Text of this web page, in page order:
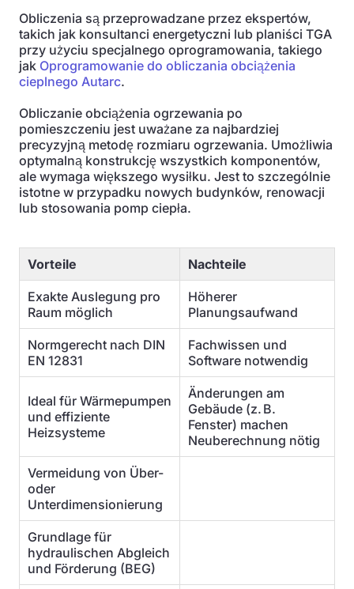
Obliczenia są przeprowadzane przez ekspertów,
takich jak konsultanci energetyczni lub planiści TGA
przy użyciu specjalnego oprogramowania, takiego
jak Oprogramowanie do obliczania obciążenia
cieplnego Autarc.
Obliczanie obciążenia ogrzewania po
pomieszczeniu jest uważane za najbardziej
precyzyjną metodę rozmiaru ogrzewania. Umożliwia
optymalną konstrukcję wszystkich komponentów,
ale wymaga większego wysiłku. Jest to szczególnie
istotne w przypadku nowych budynków, renowacji
lub stosowania pomp ciepła.
Vorteile Nachteile
Exakte Auslegung pro
Raum möglich
Höherer
Planungsaufwand
Normgerecht nach DIN
EN 12831
Fachwissen und
Software notwendig
Ideal für Wärmepumpen
und effiziente
Heizsysteme
Änderungen am
Gebäude (z. B.
Fenster) machen
Neuberechnung nötig
Vermeidung von Über-
oder
Unterdimensionierung
Grundlage für
hydraulischen Abgleich
und Förderung (BEG)